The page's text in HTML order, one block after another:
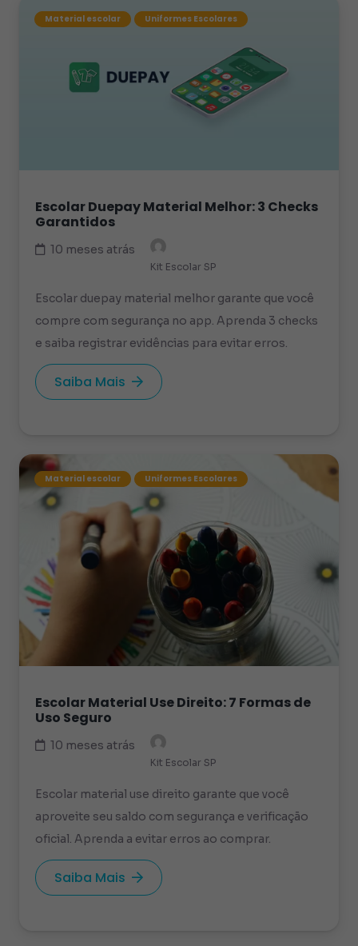
Material escolar Uniformes Escolares
Escolar Duepay Material Melhor: 3 Checks
Garantidos
10 meses atrás
Kit Escolar SP
Escolar duepay material melhor garante que você
compre com segurança no app. Aprenda 3 checks
e saiba registrar evidências para evitar erros.
Saiba Mais
Material escolar Uniformes Escolares
Escolar Material Use Direito: 7 Formas de
Uso Seguro
10 meses atrás
Kit Escolar SP
Escolar material use direito garante que você
aproveite seu saldo com segurança e verificação
oficial. Aprenda a evitar erros ao comprar.
Saiba Mais